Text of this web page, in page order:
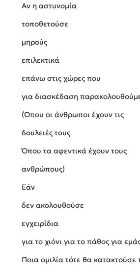
Αν η αστυνομία
τοποθετούσε
μηρούς
επιλεκτικά
επάνω στις χώρες που
για διασκέδαση
(Όπου οι άνθρωποι έχουν τις
δουλειές τους
Όπου τα αφεντικά έχουν τους
ανθρώπους)
Εάν
δεν ακολουθούσε
εγχειρίδια
για το χιόνι για το πάθος για
Ποια ομιλία τότε θα κατακτούσε